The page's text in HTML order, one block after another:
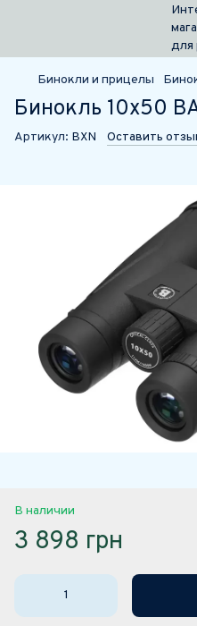
Бинокли и прицелы
Бинокль 10x50
Артикул: BXN Оставить
В наличии
3 898 грн